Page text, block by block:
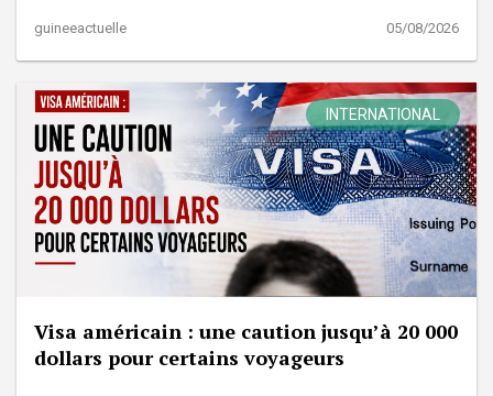
guineeactuelle 05/08/2026
INTERNATIONAL
Visa américain : une caution jusqu’à 20 000
dollars pour certains voyageurs